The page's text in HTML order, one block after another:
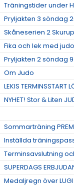
Träningstider under
Pryljakten 3 söndag
Skåneserien 2
Fika och lek med
Pryljakten 2 söndag
Om Judo
LEKIS TERMINSSTART
NYHET! Stor & Liten
Sommarträning
Inställda
Terminsavslutning
SUPERDAGS
Medaljregn över LUGI